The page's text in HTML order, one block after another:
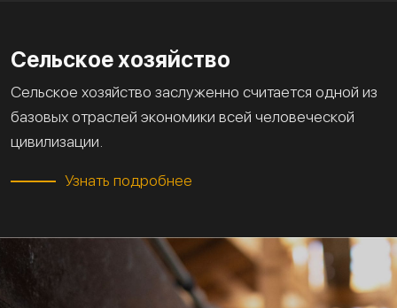
Сельское хозяйство
Сельское хозяйство заслуженно считается одной из
базовых отраслей экономики всей человеческой
цивилизации.
Узнать подробнее